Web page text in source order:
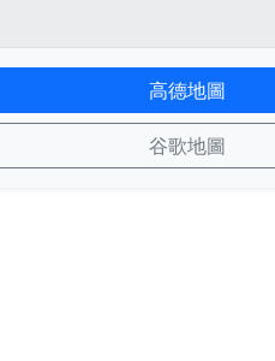
高德地圖
谷歌地圖